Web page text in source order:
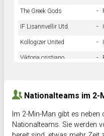
The Greek Gods -
IF Lisannvellir Utd. -
Kollogizer United -
Viktoria cristiano -
Nationalteams im 2-
Im 2-Min-Man gibt es
Nationalteams. Sie werden